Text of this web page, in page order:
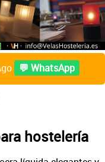
💬 WhatsApp
hostelería